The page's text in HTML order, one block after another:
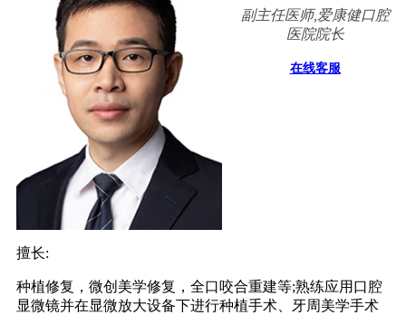
副主任医师,爱康健口腔
医院院长
在线客服
擅长:
种植修复，微创美学修复，全口咬合重建等;熟练应用口腔
显微镜并在显微放大设备下进行种植手术、牙周美学手术